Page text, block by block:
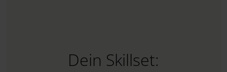
Dein Skillset: